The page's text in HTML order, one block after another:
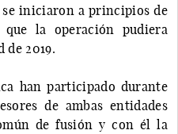
iniciaron a principios de
la operación pudiera
2019.
han participado durante
de ambas entidades
de fusión y con él la